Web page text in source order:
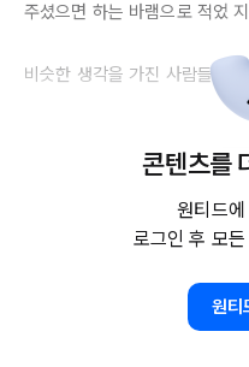
주셨으면 하는 바램으로 적었
비슷한 생각을 가진 사람들에게
지금 당장 지난 과거에 후회가
케이스라는 생각이 들고 무조
콘텐츠를
원티드
로그인 후 모
원티